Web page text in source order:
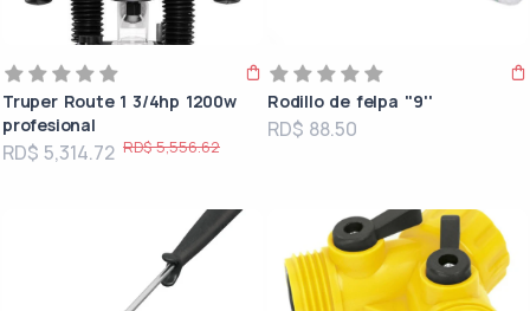
Truper Route 1 3/4hp 1200w
profesional
RD$ 5,314.72 RD$ 5,556.62
Rodillo de felpa ''9''
RD$ 88.50